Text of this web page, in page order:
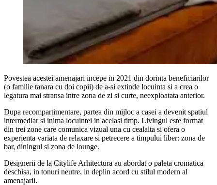
Povestea acestei amenajari incepe in 2021 din dorinta beneficiarilor
(o familie tanara cu doi copii) de a-si extinde locuinta si a crea o
legatura mai stransa intre zona de zi si curte, neexploatata anterior.
Dupa recompartimentare, partea din mijloc a casei a devenit spatiul
intermediar si inima locuintei in acelasi timp. Livingul este format
din trei zone care comunica vizual una cu cealalta si ofera o
experienta variata de relaxare si petrecere a timpului liber: zona de
bar, diningul si zona de lounge.
Designerii de la Citylife Arhitectura au abordat o paleta cromatica
deschisa, in tonuri neutre, in deplin acord cu stilul modern al
amenajarii.